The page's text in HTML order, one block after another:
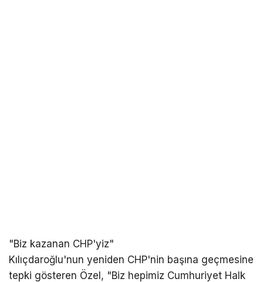
"Biz kazanan CHP'yiz"
Kılıçdaroğlu'nun yeniden CHP'nin başına geçmesine
tepki gösteren Özel, "Biz hepimiz Cumhuriyet Halk